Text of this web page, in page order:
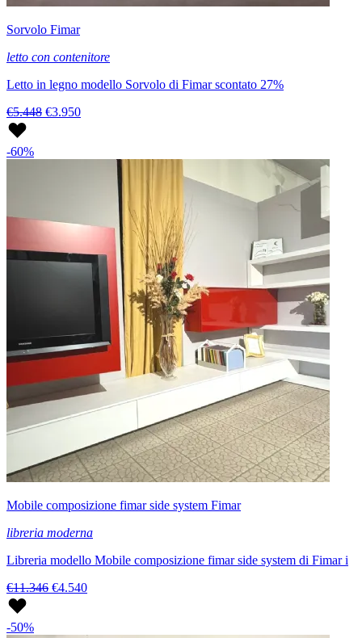
Sorvolo Fimar
letto con contenitore
Letto in legno modello Sorvolo di Fimar scontato 27%
€5.448 €3.950
-60%
Mobile composizione fimar side system Fimar
libreria moderna
Libreria modello Mobile composizione fimar side system di Fimar i
€11.346 €4.540
-50%